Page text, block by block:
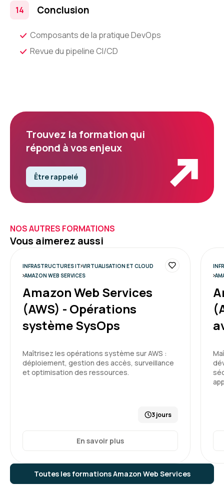
Conclusion
Composants de la pratique DevOps
Revue du pipeline CI/CD
Trouvez la formation qui
répond à vos enjeux
Être rappelé
NOS AUTRES FORMATIONS
Vous aimerez aussi
Toutes les formations Amazon Web Services
INFRASTRUCTURES IT VIRTUALISATION ET CLOUD
AMAZON WEB SERVICES
Amazon Web Services
(AWS) - Opérations
système SysOps
Maîtrisez les opérations système sur AWS :
déploiement, gestion des accès, surveillance
et optimisation des ressources.
3 jours
En savoir plus